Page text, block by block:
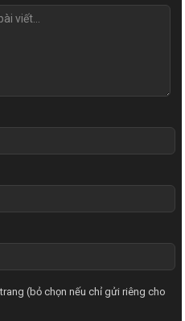
(bỏ chọn nếu chỉ gửi riêng cho